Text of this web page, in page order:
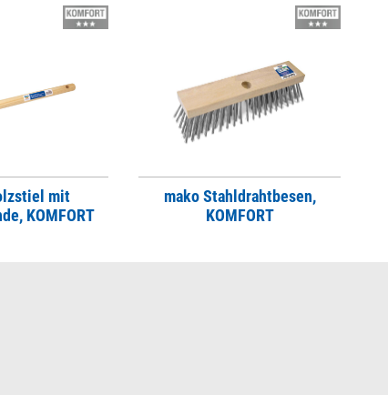
mit
KOMFORT
mako Stahldrahtbesen,
KOMFORT